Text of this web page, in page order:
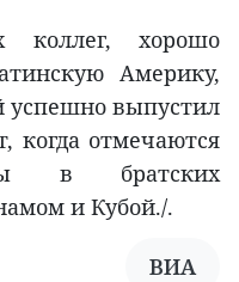
коллег, хорошо
Америку,
выпустил
когда отмечаются
в братских
и Кубой./.
ВИА